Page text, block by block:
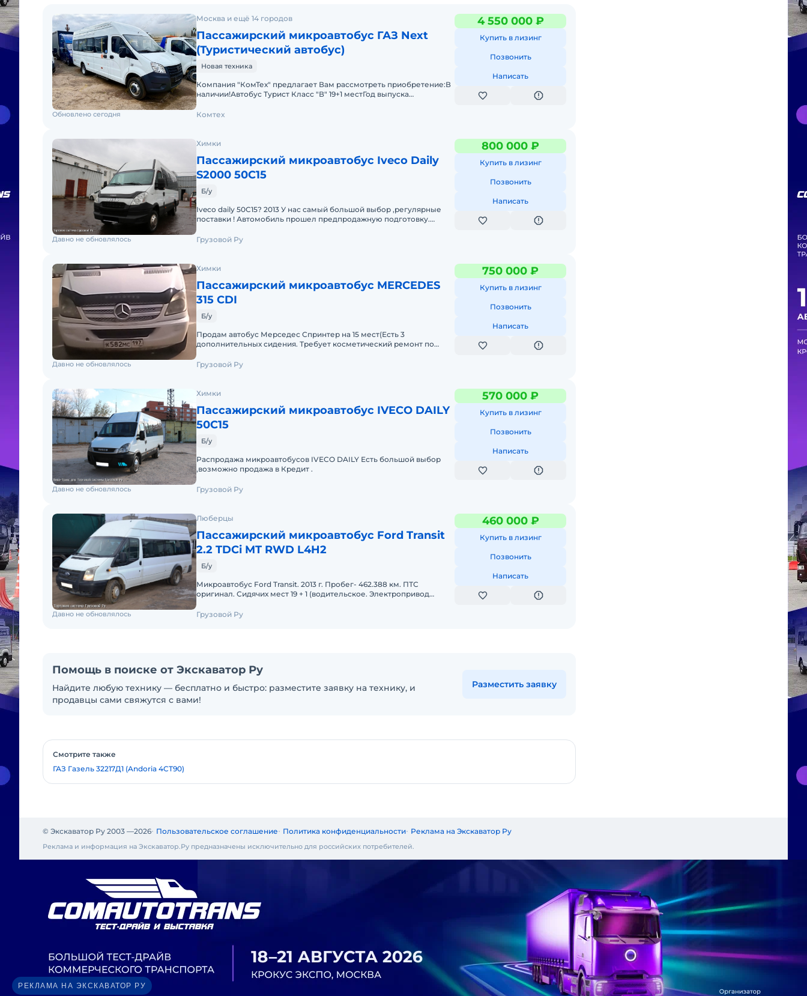
Москва и ещё 14 городов
Пассажирский микроавтобус ГАЗ Next
(Туристический автобус)
Новая техника
Компания "КомТех" предлагает Вам рассмотреть приобретение:В
наличии!Автобус Турист Класс "В" 19+1 местГод выпуска
4 550 000 ₽
Купить в лизинг
Позвонить
Написать
Обновлено сегодня Комтех
Химки
Пассажирский микроавтобус Iveco Daily
S2000 50C15
Б/у
Iveco daily 50C15? 2013 У нас самый большой выбор ,регулярные
поставки ! Автомобиль прошел предпродажную подготовку.
800 000 ₽
Купить в лизинг
Позвонить
Написать
Давно не обновлялось Грузовой Ру
Химки
Пассажирский микроавтобус MERCEDES
315 CDI
Б/у
Продам автобус Мерседес Спринтер на 15 мест(Есть 3
дополнительных сидения. Требует косметический ремонт по
750 000 ₽
Купить в лизинг
Позвонить
Написать
Давно не обновлялось Грузовой Ру
Химки
Пассажирский микроавтобус IVECO DAILY
50C15
Б/у
Распродажа микроавтобусов IVECO DAILY Есть большой выбор
,возможно продажа в Кредит .
570 000 ₽
Купить в лизинг
Позвонить
Написать
Давно не обновлялось Грузовой Ру
Люберцы
Пассажирский микроавтобус Ford Transit
2.2 TDCi MT RWD L4H2
Б/у
Микроавтобус Ford Transit. 2013 г. Пробег- 462.388 км. ПТС
оригинал. Сидячих мест 19 + 1 (водительское. Электропривод
460 000 ₽
Купить в лизинг
Позвонить
Написать
Давно не обновлялось Грузовой Ру
Помощь в поиске от Экскаватор Ру
Найдите любую технику — бесплатно и быстро: разместите заявку на технику, и
продавцы сами свяжутся с вами!
Разместить заявку
Смотрите также
ГАЗ Газель 32217Д1 (Andoria 4CT90)
© Экскаватор Ру 2003 —2026 Пользовательское соглашение Политика конфиденциальности Реклама на Экскаватор Ру
Реклама и информация на Экскаватор.Ру предназначены исключительно для российских потребителей.